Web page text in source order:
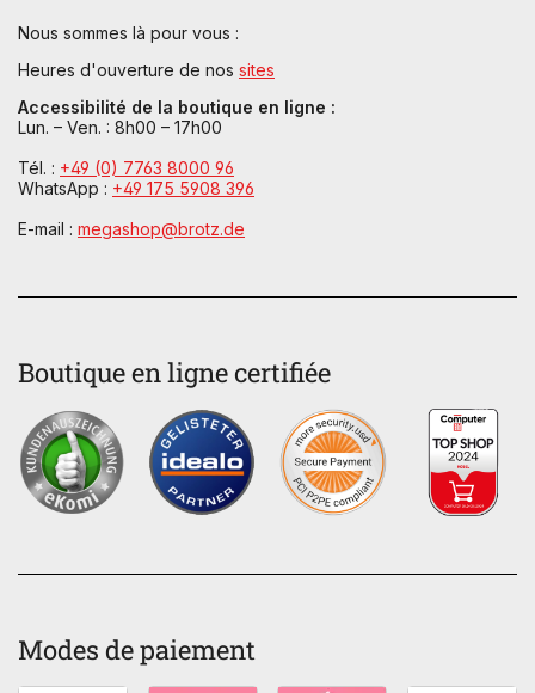
Nous sommes là pour vous :
Heures d'ouverture de nos sites
Accessibilité de la boutique en ligne :
Lun. – Ven. : 8h00 – 17h00
Tél. : +49 (0) 7763 8000 96
WhatsApp : +49 175 5908 396
E-mail : megashop@brotz.de
Boutique en ligne certifiée
Modes de paiement